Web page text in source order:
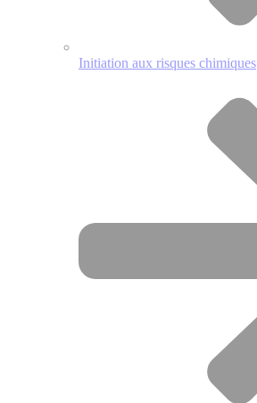
Initiation aux risques chimiques